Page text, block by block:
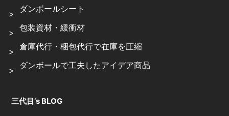
ダンボールシート
包装資材・緩衝材
倉庫代行・梱包代行で在庫を圧縮
ダンボールで工夫したアイデア商品
三代目’s BLOG